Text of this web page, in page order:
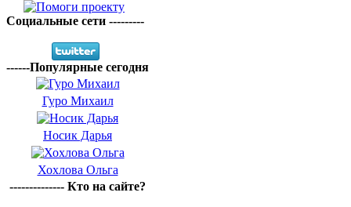
Социальные сети ---------
------Популярные сегодня
Гуро Михаил
Носик Дарья
Хохлова Ольга
-------------- Кто на сайте?